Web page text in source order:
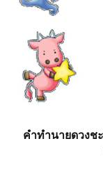
คำทำนายดวงช